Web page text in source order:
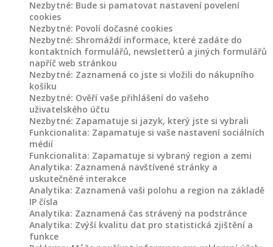
Nezbytné: Bude si pamatovat nastavení povelení
cookies
Nezbytné: Povolí dočasné cookies
Nezbytné: Shromáždí informace, které zadáte do
kontaktních formulářů, newsletterů a jiných formulářů
napříč web stránkou
Nezbytné: Zaznamená co jste si vložili do nákupního
košíku
Nezbytné: Ověří vaše přihlášení do vašeho
uživatelského účtu
Nezbytné: Zapamatuje si jazyk, který jste si vybrali
Funkcionalita: Zapamatuje si vaše nastavení sociálních
médií
Funkcionalita: Zapamatuje si vybraný region a zemi
Analytika: Zaznamená navštívené stránky a
uskutečněné interakce
Analytika: Zaznamená vaši polohu a region na základě
IP čísla
Analytika: Zaznamená čas strávený na podstránce
Analytika: Zvýší kvalitu dat pro statistická zjištění a
funkce